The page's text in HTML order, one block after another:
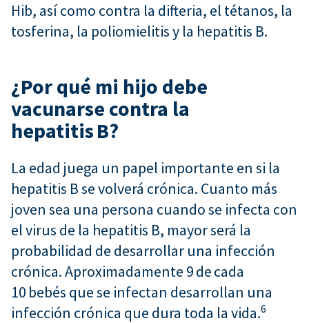
Hib, así como contra la difteria, el tétanos, la
tosferina, la poliomielitis y la hepatitis B.
¿Por qué mi hijo debe
vacunarse contra la
hepatitis B?
La edad juega un papel importante en si la
hepatitis B se volverá crónica. Cuanto más
joven sea una persona cuando se infecta con
el virus de la hepatitis B, mayor será la
probabilidad de desarrollar una infección
crónica. Aproximadamente 9 de cada
10 bebés que se infectan desarrollan una
infección crónica que dura toda la vida.6